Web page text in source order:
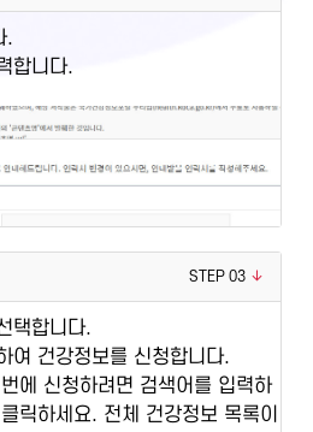
.
합니다.
STEP 03
택합니다.
여 건강정보를 신청합니다.
에 신청하려면 검색어를 입력하
릭하세요. 전체 건강정보 목록이